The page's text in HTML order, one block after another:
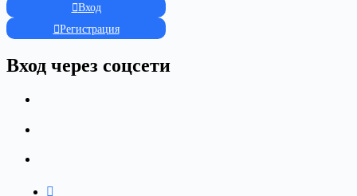
Вход
Регистрация
Вход через соцсети